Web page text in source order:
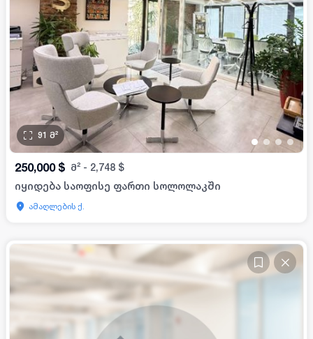
• • • •
91 მ²
250,000 $ მ² - 2,748 $
იყიდება საოფისე ფართი სოლოლაკში
ამაღლების ქ.